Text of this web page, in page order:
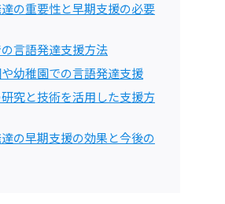
の重要性と早期支援の必要
言語発達支援方法
幼稚園での言語発達支援
究と技術を活用した支援方
の早期支援の効果と今後の